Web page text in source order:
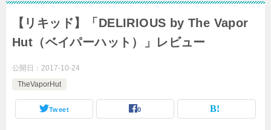
【リキッド】「DELIRIOUS by The Vapor
Hut（ベイパーハット）」レビュー
公開日： 2017-10-24
TheVaporHut
Tweet 0